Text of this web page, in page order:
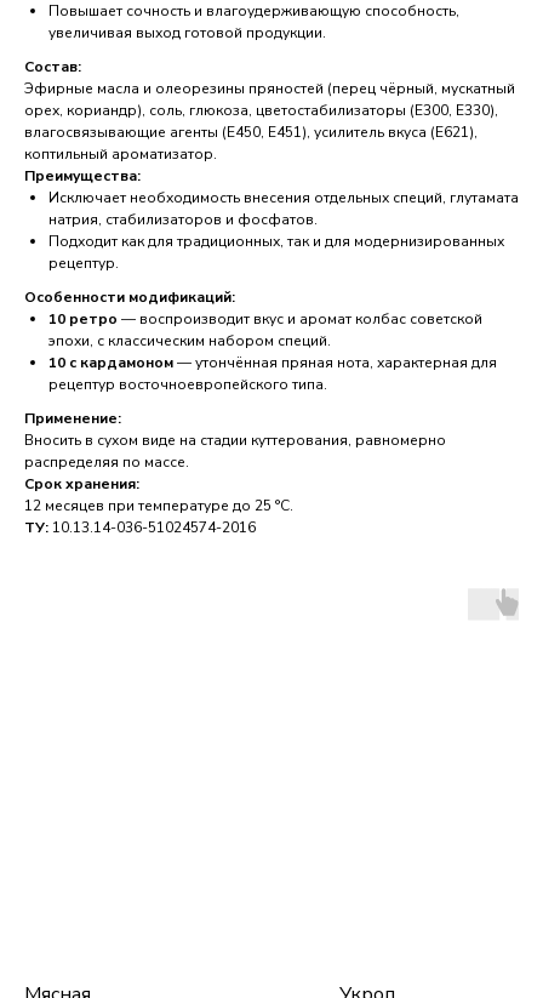
Повышает сочность и влагоудерживающую способность,
увеличивая выход готовой продукции.
Состав:
Эфирные масла и олеорезины пряностей (перец чёрный, мускатный
орех, кориандр), соль, глюкоза, цветостабилизаторы (E300, E330),
влагосвязывающие агенты (E450, E451), усилитель вкуса (E621),
коптильный ароматизатор.
Преимущества:
Исключает необходимость внесения отдельных специй, глутамата
натрия, стабилизаторов и фосфатов.
Подходит как для традиционных, так и для модернизированных
рецептур.
Особенности модификаций:
10 ретро — воспроизводит вкус и аромат колбас советской
эпохи, с классическим набором специй.
10 с кардамоном— утончённая пряная нота, характерная для
рецептур восточноевропейского типа.
Применение:
Вносить в сухом виде на стадии куттерования, равномерно
распределяя по массе.
Срок хранения:
12 месяцев при температуре до 25 °C.
ТУ: 10.13.14-036-51024574-2016